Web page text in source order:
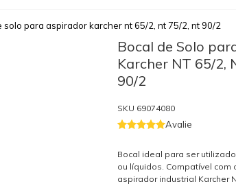
solo para aspirador karcher nt 65/2, nt 75/2, nt 90/2
Bocal de Solo
Karcher NT 65/2,
90/2
SKU 69074080
Avalie
Bocal ideal para ser
ou líquidos. Compatível com
aspirador industrial Karcher